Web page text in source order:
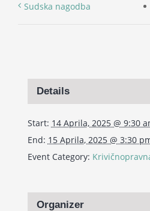
Sudska nagodba
Details
Start: 14 Aprila, 2025 @ 9:30
End: 15 Aprila, 2025 @ 3:30
Event Category:
Organizer